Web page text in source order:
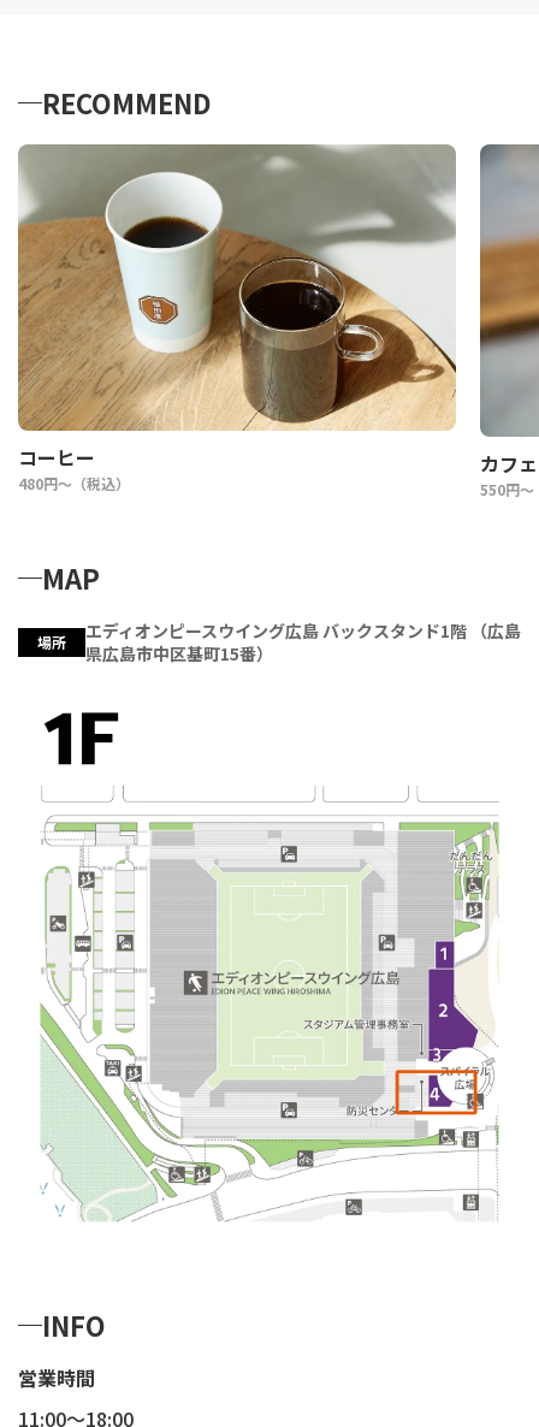
RECOMMEND
コーヒー
480円〜（税込）
カフ
550円〜
MAP
場所
エディオンピースウイング広島 バックスタンド1階 （広島
県広島市中区基町15番）
INFO
営業時間
11:00〜18:00